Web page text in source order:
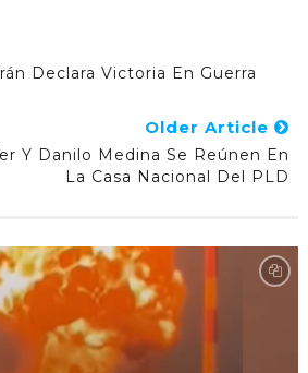
Declara Victoria En Guerra
Older Article
Y Danilo Medina Se Reúnen En
La Casa Nacional Del PLD